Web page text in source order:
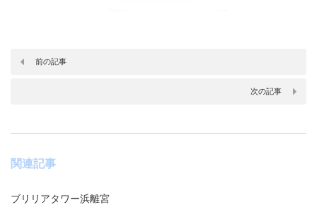
前の記事
次の記事
関連記事
ブリリアタワー浜離宮